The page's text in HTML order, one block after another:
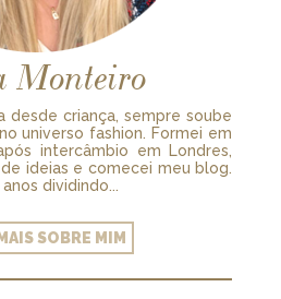
Monteiro
desde criança, sempre soube
universo fashion. Formei em
intercâmbio em Londres,
ideias e comecei meu blog.
dividindo...
SOBRE MIM